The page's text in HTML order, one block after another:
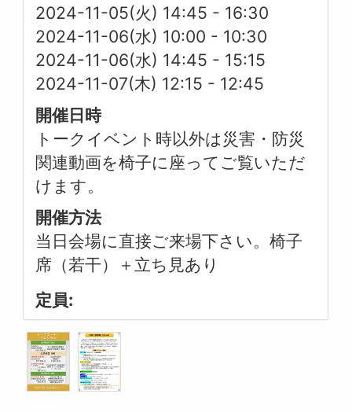
2024-11-05(火) 14:45 - 16:30
2024-11-06(水) 10:00 - 10:30
2024-11-06(水) 14:45 - 15:15
2024-11-07(木) 12:15 - 12:45
開催日時
トークイベント時以外は災害・防災
関連動画を椅子に座ってご覧いただ
けます。
開催方法
当日会場に直接ご来場下さい。椅子
席（若干）＋立ち見あり
定員: